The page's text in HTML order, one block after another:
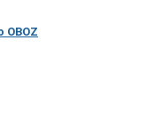
OBOZ